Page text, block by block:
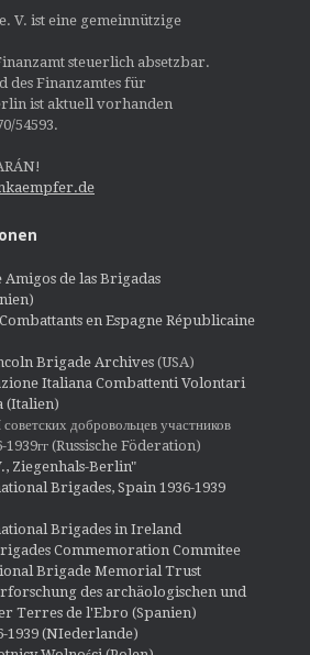
V. ist eine gemeinnützige
steuerlich absetzbar.
des Finanzamtes für
ist aktuell vorhanden
54593.
Amigos de las Brigadas
Combattants en Espagne Républicaine
Brigade Archives (USA)
Italiana Combattenti Volontari
(Italien)
добровольцев участников
1939гг (Russische Föderation)
Ziegenhals-Berlin"
Brigades, Spain 1936-1939
Brigades in Ireland
Commemoration Commitee
Brigade Memorial Trust
des archäologischen und
Terres de l'Ebro (Spanien)
1939 (NIederlande)